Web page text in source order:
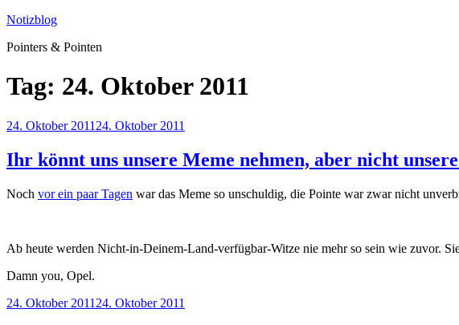
Zum
springen
Notizblog
Pointers & Pointen
Tag: 24. Oktober 2011
Veröffentlicht
24. Oktober 2011 24. Oktober 2011
Ihr könnt uns unsere Meme nehmen, aber nicht
Noch vor ein paar Tagen war das Meme so unschuldig, die Pointe war zwar nicht
Ab heute werden Nicht-in-Deinem-Land-verfügbar-Witze nie mehr so sein wie zuvor.
Damn you, Opel.
Veröffentlicht
24. Oktober 2011 24. Oktober 2011